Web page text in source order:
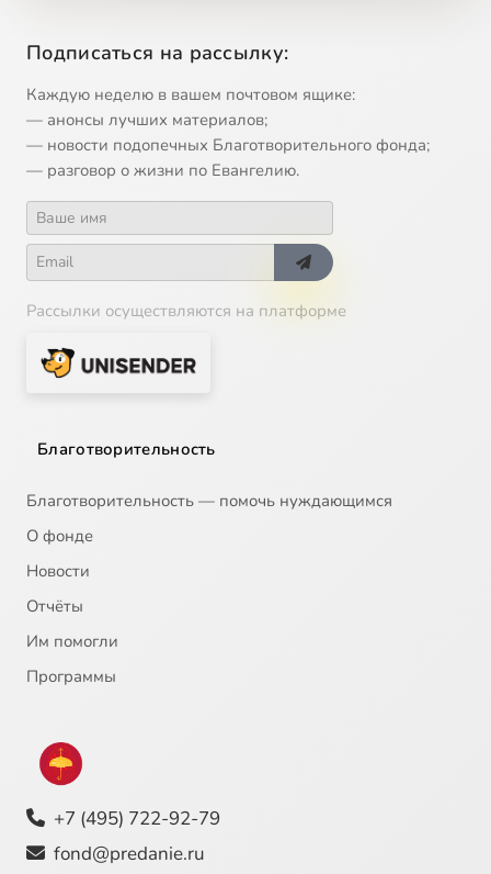
Подписаться на рассылку:
Каждую неделю в вашем почтовом ящике:
— анонсы лучших материалов;
— новости подопечных Благотворительного фонда;
— разговор о жизни по Евангелию.
Рассылки осуществляются на платформе
Благотворительность
Благотворительность — помочь нуждающимся
О фонде
Новости
Отчёты
Им помогли
Программы
+7 (495) 722-92-79
fond@predanie.ru